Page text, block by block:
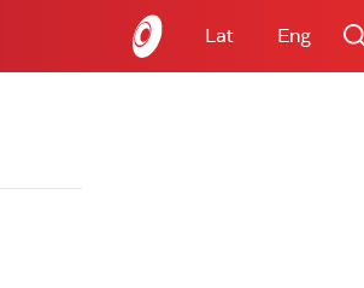
Lat Eng